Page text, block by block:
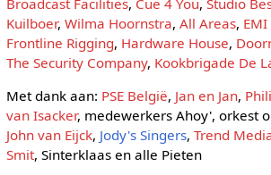
Kuilboer, Wilma Hoornstra, All Areas, EMI
Frontline Rigging, Hardware House,
The Security Company, Kookbrigade De
Met dank aan: PSE België, Jan en Jan,
van Isacker, medewerkers Ahoy', orkest
John van Eijck, Jody's Singers, Trend
Smit, Sinterklaas en alle Pieten